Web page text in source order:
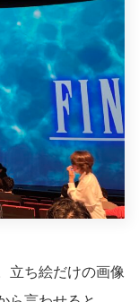
立ち絵だけの画像